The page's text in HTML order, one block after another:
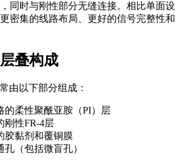
同时与刚性部分无缝连接。相比单面设
密集的线路布局、更好的信号完整性和
叠构成
由以下部分组成：
的柔性聚酰亚胺（PI）层
刚性FR-4层
胶黏剂和覆铜膜
（包括微盲孔）